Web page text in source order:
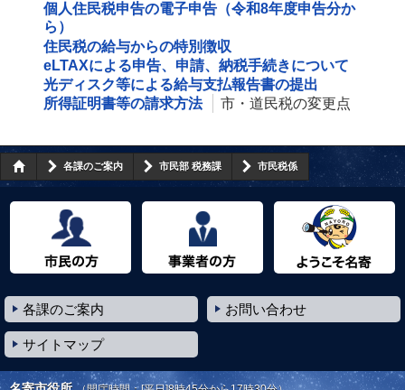
個人住民税申告の電子申告（令和8年度申告分か
ら）
住民税の給与からの特別徴収
eLTAXによる申告、申請、納税手続きについて
光ディスク等による給与支払報告書の提出
所得証明書等の請求方法
市・道民税の変更点
各課のご案内 市民部 税務課 市民税係
各課のご案内 お問い合わせ
サイトマップ